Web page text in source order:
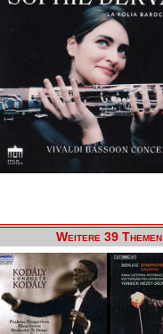
Weitere 39 Themen